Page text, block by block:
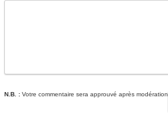
N.B. : Votre commentaire sera approuvé après modération